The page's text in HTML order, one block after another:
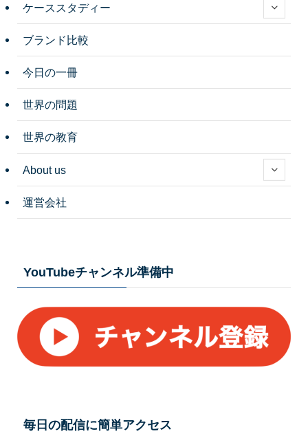
ケーススタディー
ブランド比較
今日の一冊
世界の問題
世界の教育
About us
運営会社
YouTubeチャンネル準備中
毎日の配信に簡単アクセス